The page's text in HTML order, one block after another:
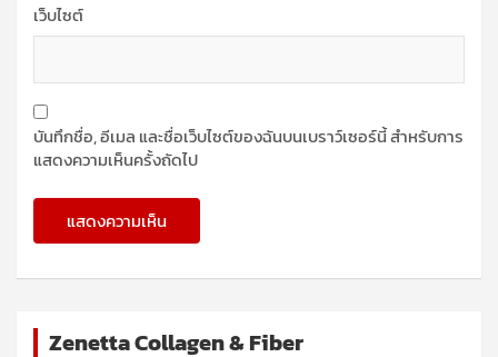
เว็บไซต์
บันทึกชื่อ, อีเมล และชื่อเว็บไซต์ของฉันบนเบราว์เซอร์นี้ สำหรับการ
แสดงความเห็นครั้งถัดไป
Zenetta Collagen & Fiber